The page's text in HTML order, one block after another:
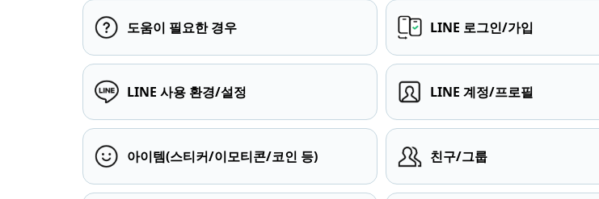
도움이 필요한 경우 LINE 로그인/가입
LINE 사용 환경/설정 LINE 계정/프로필
아이템(스티커/이모티콘/코인 등) 친구/그룹